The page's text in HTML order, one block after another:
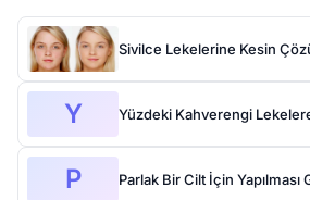
Sivilce Lekelerine Kesin
Y Yüzdeki Kahverengi
P Parlak Bir Cilt İçin